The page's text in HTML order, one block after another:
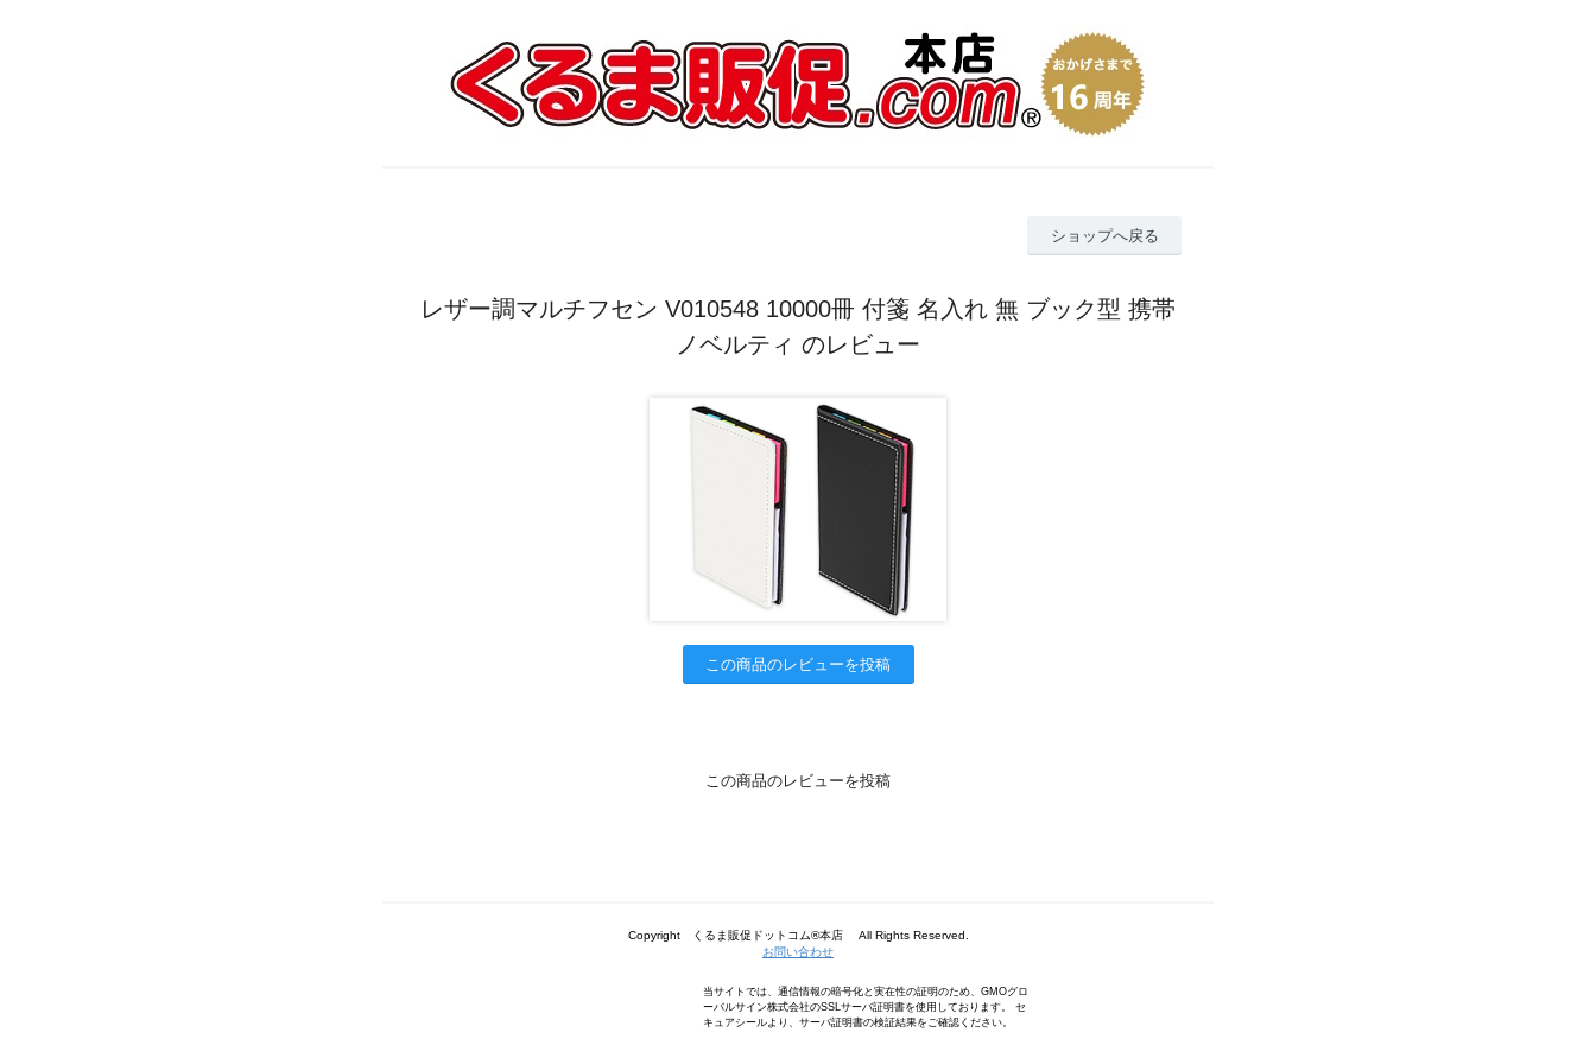
ショップへ戻る
レザー調マルチフセン V010548 10000冊 付箋 名入れ 無 ブック型 携帯
ノベルティ のレビュー
この商品のレビューを投稿
この商品のレビューを投稿
Copyright くるま販促ドットコム®本店 All Rights Reserved.
お問い合わせ
当サイトでは、通信情報の暗号化と実在性の証明のため、GMOグロ
ーバルサイン株式会社のSSLサーバ証明書を使用しております。 セ
キュアシールより、サーバ証明書の検証結果をご確認ください。